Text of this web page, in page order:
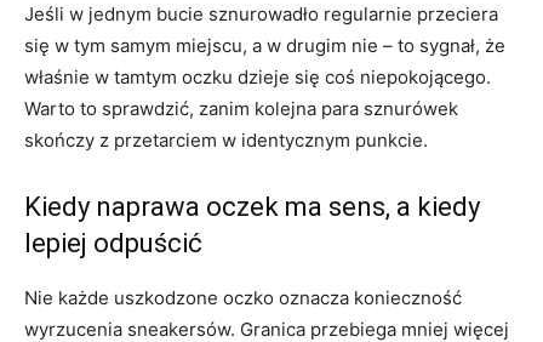
Jeśli w jednym bucie sznurowadło regularnie przeciera
się w tym samym miejscu, a w drugim nie – to sygnał, że
właśnie w tamtym oczku dzieje się coś niepokojącego.
Warto to sprawdzić, zanim kolejna para sznurówek
skończy z przetarciem w identycznym punkcie.
Kiedy naprawa oczek ma sens, a kiedy
lepiej odpuścić
Nie każde uszkodzone oczko oznacza konieczność
wyrzucenia sneakersów. Granica przebiega mniej więcej